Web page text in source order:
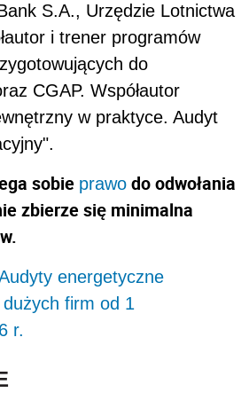
S.A., Urzędzie Lotnictwa
i trener programów
do
CGAP. Współautor
w praktyce. Audyt
sobie prawo do odwołania
zbierze się minimalna
energetyczne
firm od 1
r.